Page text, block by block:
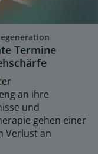
Termine
an ihre
und
gehen einer
Verlust an